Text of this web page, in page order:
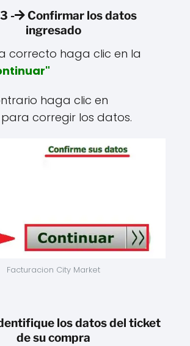
-
Confirmar los datos
ingresado
correcto haga clic en la
haga clic en
corregir los datos.
Facturacion City Market
los datos del ticket
de su compra